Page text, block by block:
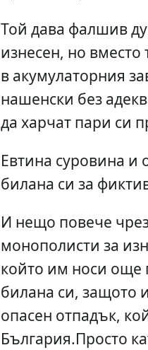
Той дава фалшив
изнесен, но вместо
в акумулаторния
нашенски без
да харчат пари си
Евтина суровина и
билана си за
И нещо повече
монополисти за
който им носи още
билана си, защото
опасен отпадък,
България.Просто